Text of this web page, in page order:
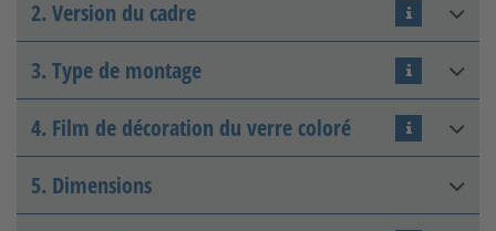
2. Version du cadre
3. Type de montage
Devant l’intrados avec des
supports
4. Film de décoration du verre coloré
5. Dimensions